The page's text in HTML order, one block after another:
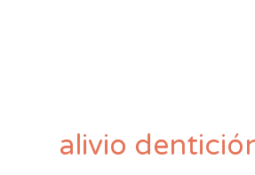
alivio